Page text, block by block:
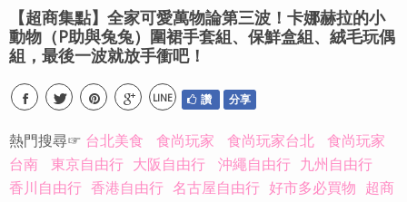
【超商集點】全家可愛萬物論第三波！卡娜赫拉的小
動物（P助與兔兔）圍裙手套組、保鮮盒組、絨毛玩偶
組，最後一波就放手衝吧！
LINE 讚 分享
熱門搜尋☞ 台北美食 食尚玩家 食尚玩家台北
食尚玩家
台南
東京自由行 大阪自由行 沖繩自由行 九州自由行
香川自由行 香港自由行 名古屋自由行 好市多必買物 超商